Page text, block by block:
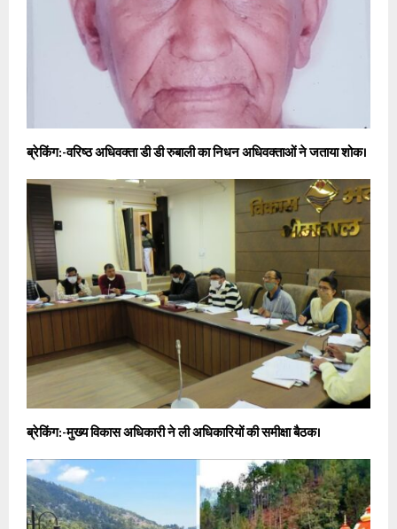
ब्रेकिंग:-वरिष्ठ अधिवक्ता डी डी रुबाली का निधन अधिवक्ताओं ने जताया शोक।
ब्रेकिंग:-मुख्य विकास अधिकारी ने ली अधिकारियों की समीक्षा बैठक।